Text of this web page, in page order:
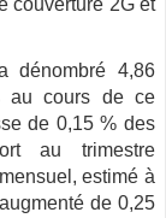
couverture 2G et
dénombré 4,86
au cours de ce
de 0,15 % des
au trimestre
estimé à
de 0,25